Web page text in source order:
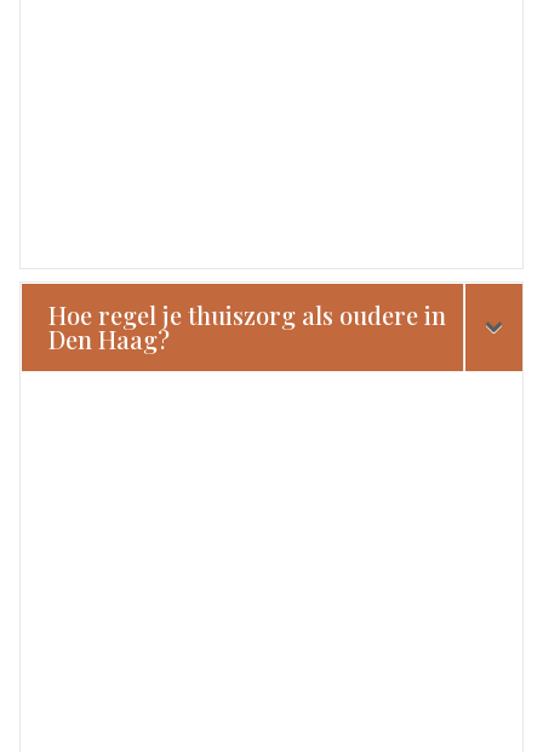
Hoe regel je thuiszorg als oudere in
Den Haag?